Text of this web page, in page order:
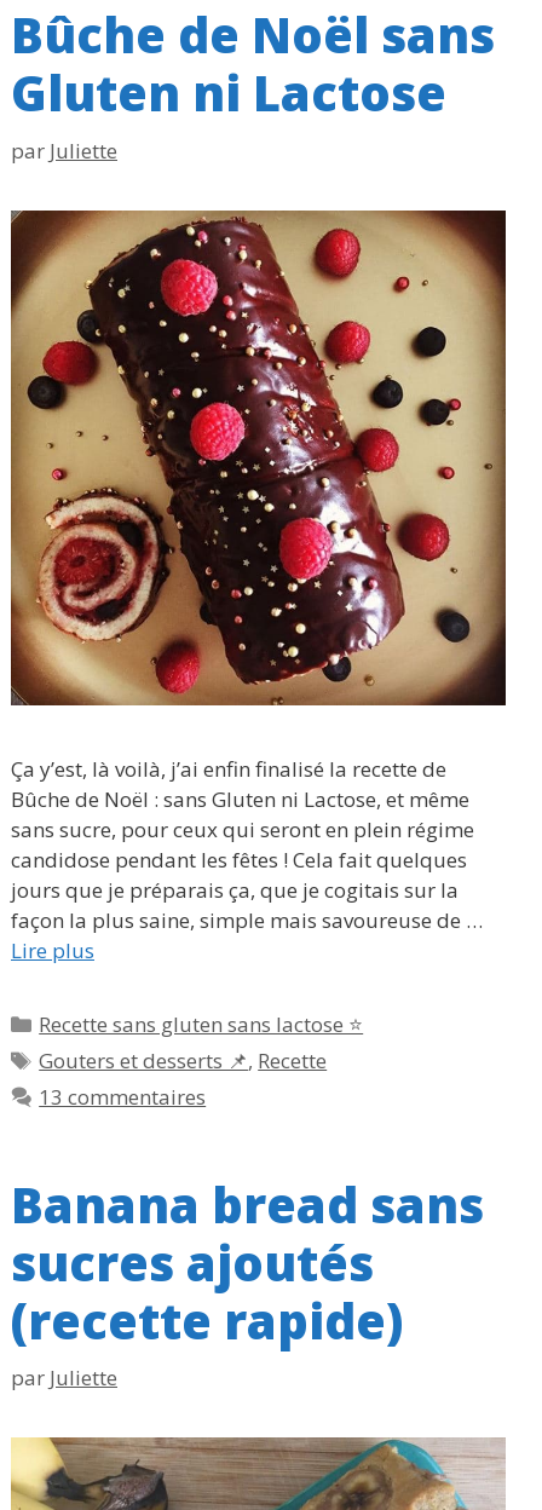
Bûche de Noël sans
Gluten ni Lactose
par Juliette
Ça y’est, là voilà, j’ai enfin finalisé la recette de
Bûche de Noël : sans Gluten ni Lactose, et même
sans sucre, pour ceux qui seront en plein régime
candidose pendant les fêtes ! Cela fait quelques
jours que je préparais ça, que je cogitais sur la
façon la plus saine, simple mais savoureuse de …
Lire plus
Catégories
Recette sans gluten sans lactose ⭐
Étiquettes
Gouters et desserts 📌, Recette
13 commentaires
Banana bread sans
sucres ajoutés
(recette rapide)
par Juliette